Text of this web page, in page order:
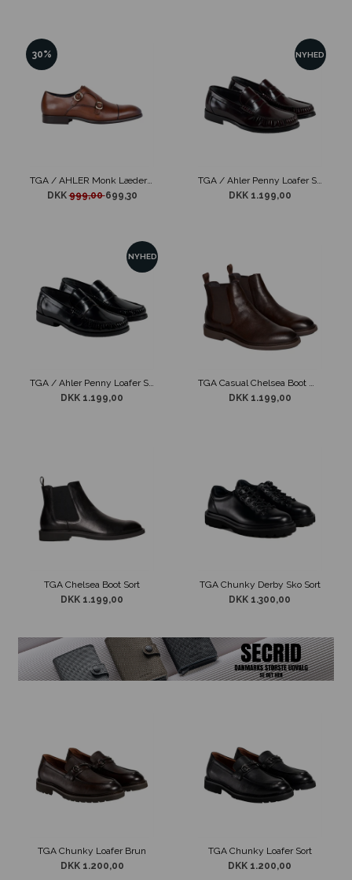
30%
TGA / AHLER Monk Læder Sko Tan
DKK999,00699,30
NYHED
TGA / Ahler Penny Loafer Sko X-Lab Bordeaux
DKK 1.199,00
NYHED
DKK 1.199,00
DKK 1.199,00
TGA Chelsea Boot Sort
DKK 1.199,00
TGA Chunky Derby Sko Sort
DKK 1.300,00
TGA Chunky Loafer Brun
DKK 1.200,00
TGA Chunky Loafer Sort
DKK 1.200,00